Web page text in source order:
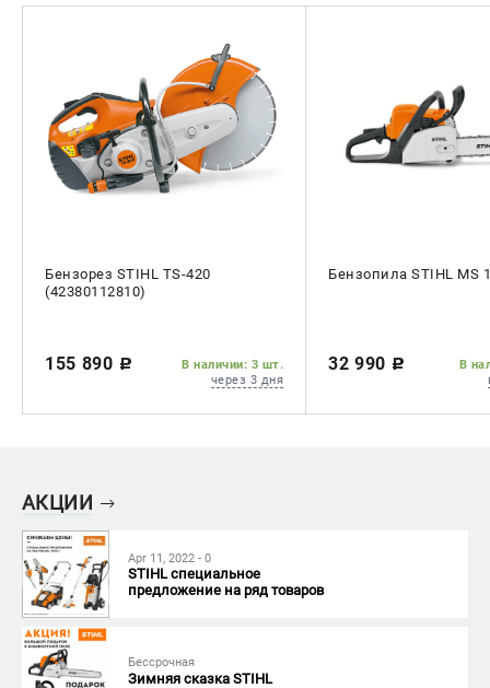
Бензопилы
Газонокосилки и тракторы
Опрыскиватели
Измельчители
Ножницы для изгороди
Мойки высокого давления
Цепи для бензопил
АККУМУЛЯТОРНАЯ ТЕХНИКА
Воздуходувки аккумуляторные
Высоторезы аккумуляторные
Газонокосилки аккумуляторные
Ножницы садовые аккумуляторные
Пилы цепные аккумуляторные
Бензорез STIHL TS-420
(42380112810)
155 890 c
В наличии: 3 шт.
через 3 дня
Бензопила STIHL MS
32 990 c
В
АКЦИИ
Apr 11, 2022 - 0
STIHL специальное
предложение на ряд товаров
Бессрочная
Зимняя сказка STIHL